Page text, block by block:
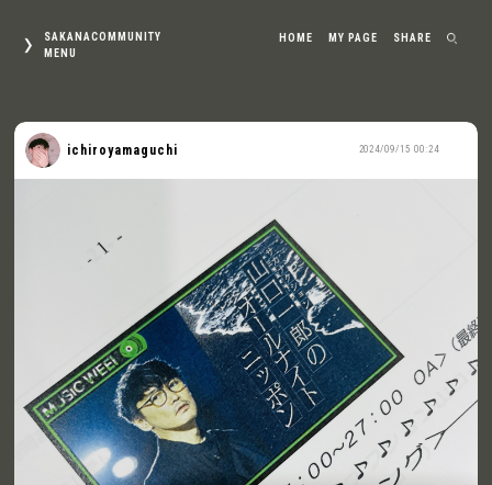
SAKANACOMMUNITY
MENU
HOME MY PAGE SHARE
2024/09/15 00:24
ichiroyamaguchi